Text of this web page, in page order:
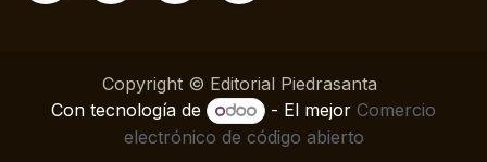
Copyright © Editorial Piedrasanta
Con tecnología de
- El mejorComercio
electrónico de código abierto